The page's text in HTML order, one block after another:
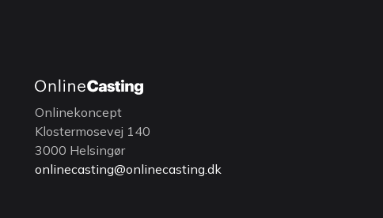
Onlinekoncept
Klostermosevej 140
3000 Helsingør
onlinecasting@onlinecasting.dk